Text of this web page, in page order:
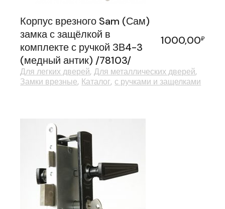
Корпус врезного Sam (Сам)
замка с защёлкой в
комплекте с ручкой ЗВ4-3
(медный антик) /78103/
1000,00₽
Для легких дверей Для металлических дверей
Замки врезные Каталог с ручками и защелками